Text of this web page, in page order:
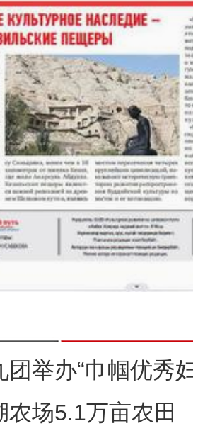
团举办“巾帼优秀妇
宣讲活动
农场5.1万亩农田